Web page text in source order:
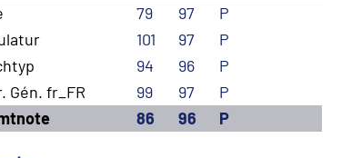
79 97
P
101 97
P
94 96
P
Gén. fr_FR
99 97
P
86 96 P